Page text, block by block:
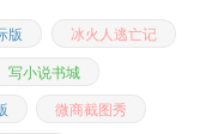
版
冰火人逃亡记
写小说书城
微商截图秀